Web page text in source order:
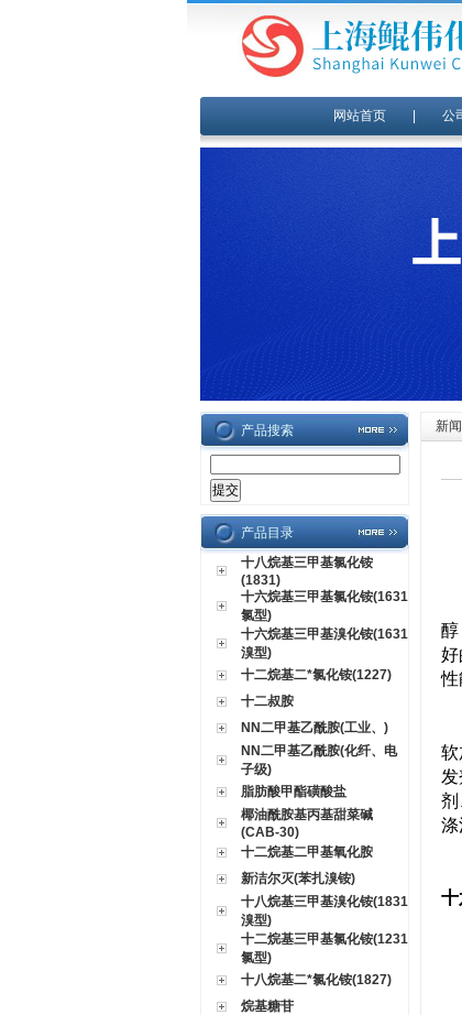
网站首页| 公
产品搜索
产品目录
十八烷基三甲基氯化铵
(1831)
十六烷基三甲基氯化铵(1631
氯型)
十六烷基三甲基溴化铵(1631
溴型)
十二烷基二*氯化铵(1227)
十二叔胺
NN二甲基乙酰胺(工业、)
NN二甲基乙酰胺(化纤、电
子级)
脂肪酸甲酯磺酸盐
椰油酰胺基丙基甜菜碱
(CAB-30)
十二烷基二甲基氧化胺
新洁尔灭(苯扎溴铵)
十八烷基三甲基溴化铵(1831
溴型)
十二烷基三甲基氯化铵(1231
氯型)
十八烷基二*氯化铵(1827)
烷基糖苷
新
醇
好
性
软
剂
涤
十